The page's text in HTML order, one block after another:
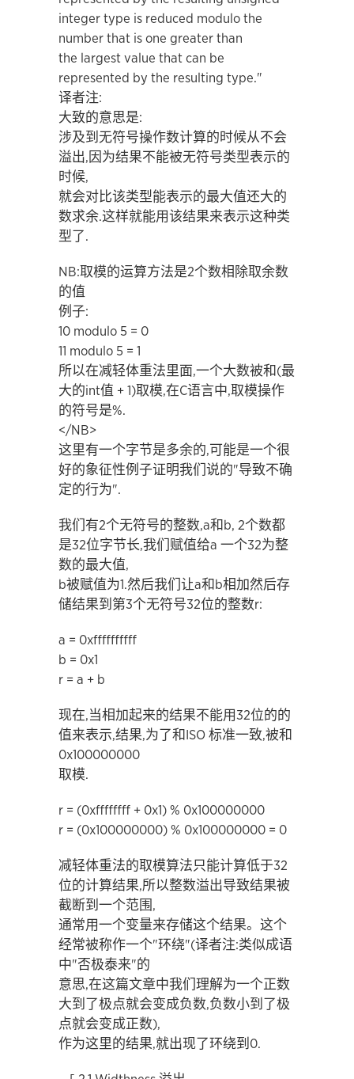
integer type is reduced modulo the
number that is one greater than
the largest value that can be
represented by the resulting type."
译者注:
大致的意思是:
涉及到无符号操作数计算的时候从不会
溢出,因为结果不能被无符号类型表示的
时候,
就会对比该类型能表示的最大值还大的
数求余.这样就能用该结果来表示这种类
型了.
NB:取模的运算方法是2个数相除取余数
的值
例子:
10 modulo 5 = 0
11 modulo 5 = 1
所以在减轻体重法里面,一个大数被和(最
大的int值 + 1)取模,在C语言中,取模操作
的符号是%.
</NB>
这里有一个字节是多余的,可能是一个很
好的象征性例子证明我们说的"导致不确
定的行为".
我们有2个无符号的整数,a和b, 2个数都
是32位字节长,我们赋值给a 一个32为整
数的最大值,
b被赋值为1.然后我们让a和b相加然后存
储结果到第3个无符号32位的整数r:
a = 0xffffffffff
b = 0x1
r = a + b
现在,当相加起来的结果不能用32位的的
值来表示,结果,为了和ISO 标准一致,被和
0x100000000
取模.
r = (0xffffffff + 0x1) % 0x100000000
r = (0x100000000) % 0x100000000 = 0
减轻体重法的取模算法只能计算低于32
位的计算结果,所以整数溢出导致结果被
截断到一个范围,
通常用一个变量来存储这个结果。这个
经常被称作一个"环绕"(译者注:类似成语
中"否极泰来"的
意思,在这篇文章中我们理解为一个正数
大到了极点就会变成负数,负数小到了极
点就会变成正数),
作为这里的结果,就出现了环绕到0.